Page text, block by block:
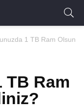
1 TB Ram Olsun
TB Ram